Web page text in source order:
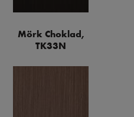
Mörk Choklad,
TK33N